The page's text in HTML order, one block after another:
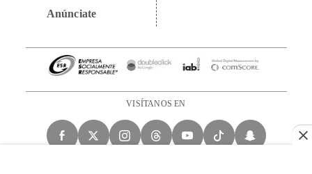
Anúnciate
VISÍTANOS EN